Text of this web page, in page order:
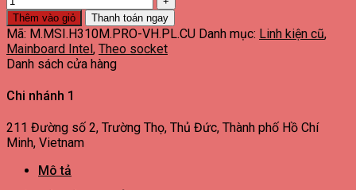
Thêm vào giỏ Thanh toán ngay
Mã: M.MSI.H310M.PRO-VH.PL.CU Danh mục: Linh kiện cũ,
Mainboard Intel, Theo socket
Danh sách cửa hàng
Chi nhánh 1
211 Đường số 2, Trường Thọ, Thủ Đức, Thành phố Hồ Chí
Minh, Vietnam
Mô tả